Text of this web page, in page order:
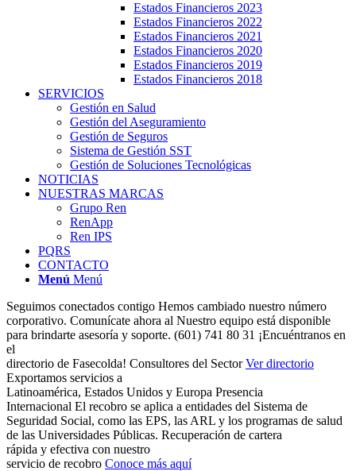
Estados Financieros 2023
Estados Financieros 2022
Estados Financieros 2021
Estados Financieros 2020
Estados Financieros 2019
Estados Financieros 2018
SERVICIOS
Gestión en Salud
Gestión del Aseguramiento
Gestión de Seguros
Sistema de Gestión SST
Gestión de Soluciones Tecnológicas
NOTICIAS
NUESTRAS MARCAS
Grupo Ren
RenApp
Ren IPS
PQRS
CONTACTO
Menú Menú
Seguimos conectados contigo Hemos cambiado nuestro número
corporativo. Comunícate ahora al Nuestro equipo está disponible
para brindarte asesoría y soporte. (601) 741 80 31 ¡Encuéntranos en
el
directorio de Fasecolda! Consultores del Sector Ver directorio
Exportamos servicios a
Latinoamérica, Estados Unidos y Europa Presencia
Internacional El recobro se aplica a entidades del Sistema de
Seguridad Social, como las EPS, las ARL y los programas de salud
de las Universidades Públicas. Recuperación de cartera
rápida y efectiva con nuestro
servicio de recobro Conoce más aquí